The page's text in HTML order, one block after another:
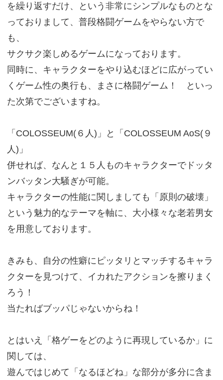
を繰り返すだけ、という非常にシンプルなものとな
っておりまして、普段格闘ゲームをやらない方で
も、
サクサク楽しめるゲームになっております。
同時に、キャラクターをやり込むほどに広がってい
くゲーム性の奥行も、まさに格闘ゲーム！ といっ
た次第でございますね。
「COLOSSEUM(６人)」と「COLOSSEUM AoS(９
人)」
併せれば、なんと１５人ものキャラクターでドッタ
ンバッタン大騒ぎが可能。
キャラクターの性能に関しましても「原則の破壊」
という魅力的なテーマを軸に、大小様々な老若男女
を用意しております。
きみも、自分の性癖にピッタリとマッチするキャラ
クターを見つけて、イカれたアクションを擦りまく
ろう！
当たればブッパじゃないからね！
とはいえ「格ゲーをどのように再現しているか」に
関しては、
遊んではじめて「なるほどね」な部分が多分に含ま